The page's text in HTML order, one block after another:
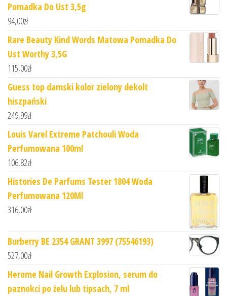
Pomadka Do Ust 3,5g
94,00zł
Rare Beauty Kind Words Matowa Pomadka Do
Ust Worthy 3,5G
115,00zł
Guess top damski kolor zielony dekolt
hiszpański
249,99zł
Louis Varel Extreme Patchouli Woda
Perfumowana 100ml
106,82zł
Histories De Parfums Tester 1804 Woda
Perfumowana 120Ml
316,00zł
Burberry BE 2354 GRANT 3997 (75546193)
527,00zł
Herome Nail Growth Explosion, serum do
paznokci po żelu lub tipsach, 7 ml